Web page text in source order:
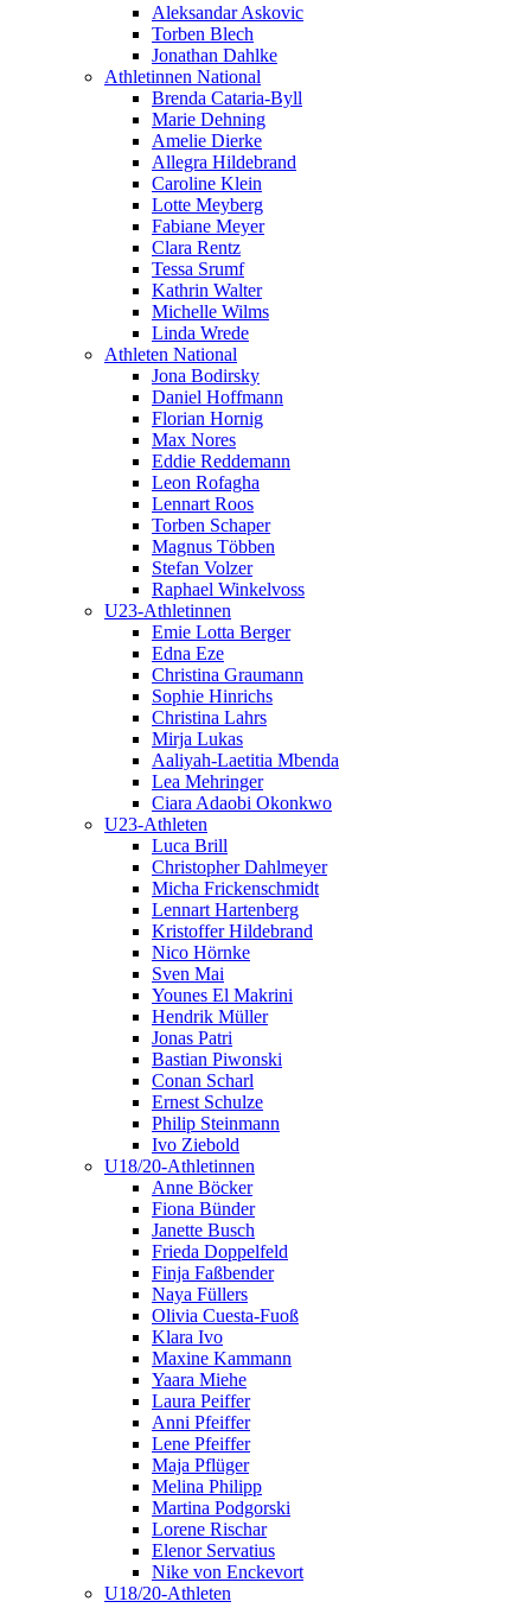
Aleksandar Askovic
Torben Blech
Jonathan Dahlke
Athletinnen National
Brenda Cataria-Byll
Marie Dehning
Amelie Dierke
Allegra Hildebrand
Caroline Klein
Lotte Meyberg
Fabiane Meyer
Clara Rentz
Tessa Srumf
Kathrin Walter
Michelle Wilms
Linda Wrede
Athleten National
Jona Bodirsky
Daniel Hoffmann
Florian Hornig
Max Nores
Eddie Reddemann
Leon Rofagha
Lennart Roos
Torben Schaper
Magnus Többen
Stefan Volzer
Raphael Winkelvoss
U23-Athletinnen
Emie Lotta Berger
Edna Eze
Christina Graumann
Sophie Hinrichs
Christina Lahrs
Mirja Lukas
Aaliyah-Laetitia Mbenda
Lea Mehringer
Ciara Adaobi Okonkwo
U23-Athleten
Luca Brill
Christopher Dahlmeyer
Micha Frickenschmidt
Lennart Hartenberg
Kristoffer Hildebrand
Nico Hörnke
Sven Mai
Younes El Makrini
Hendrik Müller
Jonas Patri
Bastian Piwonski
Conan Scharl
Ernest Schulze
Philip Steinmann
Ivo Ziebold
U18/20-Athletinnen
Anne Böcker
Fiona Bünder
Janette Busch
Frieda Doppelfeld
Finja Faßbender
Naya Füllers
Olivia Cuesta-Fuoß
Klara Ivo
Maxine Kammann
Yaara Miehe
Laura Peiffer
Anni Pfeiffer
Lene Pfeiffer
Maja Pflüger
Melina Philipp
Martina Podgorski
Lorene Rischar
Elenor Servatius
Nike von Enckevort
U18/20-Athleten